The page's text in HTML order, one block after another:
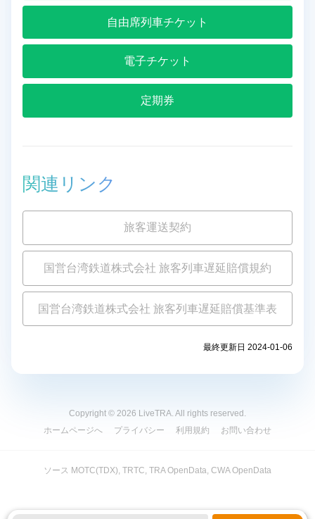
自由席列車チケット
電子チケット
定期券
関連リンク
旅客運送契約
国営台湾鉄道株式会社 旅客列車遅延賠償規約
国営台湾鉄道株式会社 旅客列車遅延賠償基準表
最終更新日 2024-01-06
Copyright © 2026 LiveTRA. All rights reserved.
ホームページへ
プライバシー 利用規約 お問い合わせ
ソース MOTC(TDX), TRTC, TRA OpenData, CWA OpenData